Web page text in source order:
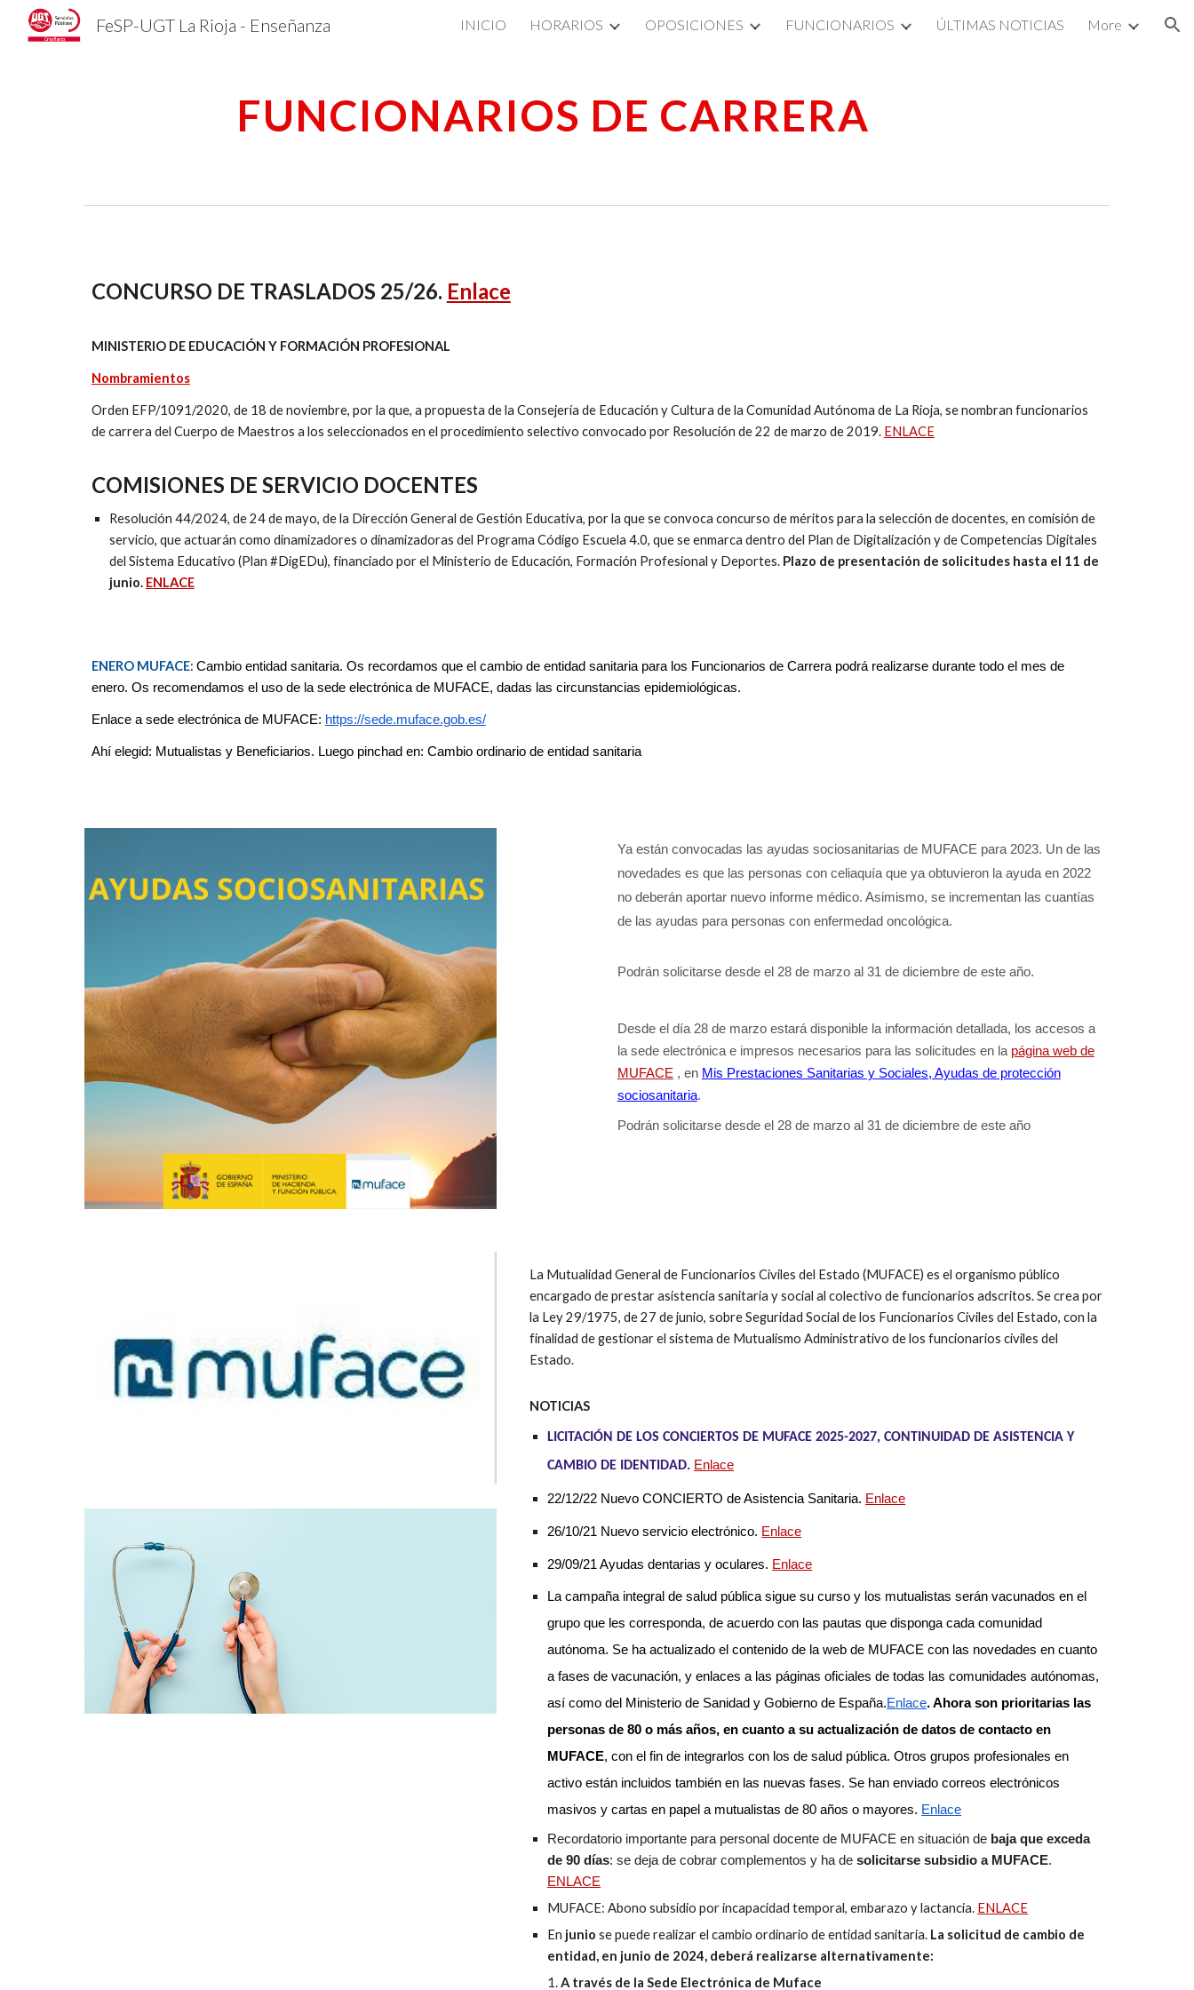
Skip to main content Skip to navigation
FeSP-UGT La Rioja - Enseñanza INICIO HORARIOS OPOSICIONES FUNCIONARIOS ÚLTIMAS NOTICIAS More
FUNCIONARIOS DE CARRERA
CONCURSO DE TRASLADOS 25/26. Enlace
MINISTERIO DE EDUCACIÓN Y FORMACIÓN PROFESIONAL
Nombramientos
Orden EFP/1091/2020, de 18 de noviembre, por la que, a propuesta de la Consejería de Educación y Cultura de la Comunidad Autónoma de La Rioja, se nombran funcionarios
de carrera del Cuerpo de Maestros a los seleccionados en el procedimiento selectivo convocado por Resolución de 22 de marzo de 2019. ENLACE
COMISIONES DE SERVICIO DOCENTES
Resolución 44/2024, de 24 de mayo, de la Dirección General de Gestión Educativa, por la que se convoca concurso de méritos para la selección de docentes, en comisión de
servicio, que actuarán como dinamizadores o dinamizadoras del Programa Código Escuela 4.0, que se enmarca dentro del Plan de Digitalización y de Competencias Digitales
del Sistema Educativo (Plan #DigEDu), financiado por el Ministerio de Educación, Formación Profesional y Deportes. Plazo de presentación de solicitudes hasta el 11 de
junio. ENLACE
ENERO MUFACE: Cambio entidad sanitaria. Os recordamos que el cambio de entidad sanitaria para los Funcionarios de Carrera podrá realizarse durante todo el mes de
enero. Os recomendamos el uso de la sede electrónica de MUFACE, dadas las circunstancias epidemiológicas.
Enlace a sede electrónica de MUFACE: https://sede.muface.gob.es/
Ahí elegid: Mutualistas y Beneficiarios. Luego pinchad en: Cambio ordinario de entidad sanitaria
Ya están convocadas las ayudas sociosanitarias de MUFACE para 2023. Un de las
novedades es que las personas con celiaquía que ya obtuvieron la ayuda en 2022
no deberán aportar nuevo informe médico. Asimismo, se incrementan las cuantías
de las ayudas para personas con enfermedad oncológica.
Podrán solicitarse desde el 28 de marzo al 31 de diciembre de este año.
Desde el día 28 de marzo estará disponible la información detallada, los accesos a
la sede electrónica e impresos necesarios para las solicitudes en la página web de
MUFACE , en Mis Prestaciones Sanitarias y Sociales, Ayudas de protección
sociosanitaria.
Podrán solicitarse desde el 28 de marzo al 31 de diciembre de este año
La Mutualidad General de Funcionarios Civiles del Estado (MUFACE) es el organismo público
encargado de prestar asistencia sanitaria y social al colectivo de funcionarios adscritos. Se crea por
la Ley 29/1975, de 27 de junio, sobre Seguridad Social de los Funcionarios Civiles del Estado, con la
finalidad de gestionar el sistema de Mutualismo Administrativo de los funcionarios civiles del
Estado.
NOTICIAS
LICITACIÓN DE LOS CONCIERTOS DE MUFACE 2025-2027, CONTINUIDAD DE ASISTENCIA Y
CAMBIO DE IDENTIDAD. Enlace
22/12/22 Nuevo CONCIERTO de Asistencia Sanitaria. Enlace
26/10/21 Nuevo servicio electrónico. Enlace
29/09/21 Ayudas dentarias y oculares. Enlace
La campaña integral de salud pública sigue su curso y los mutualistas serán vacunados en el
grupo que les corresponda, de acuerdo con las pautas que disponga cada comunidad
autónoma. Se ha actualizado el contenido de la web de MUFACE con las novedades en cuanto
a fases de vacunación, y enlaces a las páginas oficiales de todas las comunidades autónomas,
así como del Ministerio de Sanidad y Gobierno de España.Enlace.Ahora son prioritarias las
personas de 80 o más años, en cuanto a su actualización de datos de contacto en
MUFACE, con el fin de integrarlos con los de salud pública. Otros grupos profesionales en
activo están incluidos también en las nuevas fases. Se han enviado correos electrónicos
masivos y cartas en papel a mutualistas de 80 años o mayores. Enlace
Recordatorio importante para personal docente de MUFACE en situación de baja que exceda
de 90 días: se deja de cobrar complementos y ha desolicitarse subsidio a MUFACE.
ENLACE
MUFACE: Abono subsidio por incapacidad temporal, embarazo y lactancia. ENLACE
En junio se puede realizar el cambio ordinario de entidad sanitaria. La solicitud de cambio de
entidad, en junio de 2024, deberá realizarse alternativamente:
A través de la Sede Electrónica de Muface